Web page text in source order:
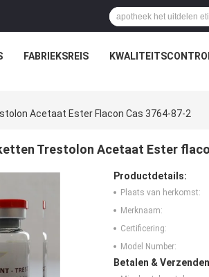
FABRIEKSREIS
Acetaat Ester Flacon Cas 3764-87-2
Trestolon Acetaat Ester
Productdetails:
Plaats van herkomst:
Merknaam:
Certificering:
Model Number:
Betalen &